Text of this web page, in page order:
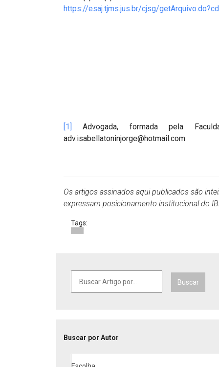
https://esaj.tjms.jus.br/cjsg/
[1]
Advogada, formada pela
adv.isabellatoninjorge@hotmail.com
Os artigos assinados aqui publicados são
expressam posicionamento institucional do
Tags:
Buscar
Buscar por Autor